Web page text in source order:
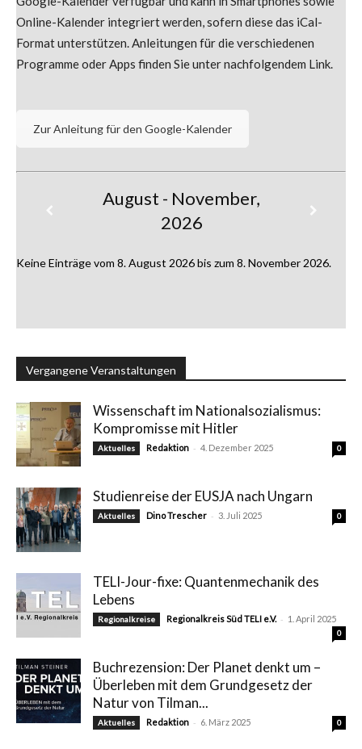
Online-Kalender integriert werden, sofern diese das iCal-
Format unterstützen. Anleitungen für die verschiedenen
Programme oder Apps finden Sie unter nachfolgendem Link.
Zur Anleitung für den Google-Kalender
August - November,
2026
Keine Einträge vom 8. August 2026 bis zum 8. November 2026.
Vergangene Veranstaltungen
Wissenschaft im Nationalsozialismus:
Kompromisse mit Hitler
Aktuelles Redaktion - 4. Dezember 2025 0
Studienreise der EUSJA nach Ungarn
Aktuelles Dino Trescher - 3. Juli 2025 0
TELI-Jour-fixe: Quantenmechanik des
Lebens
Regionalkreise Regionalkreis Süd TELI e.V. - 1. April 2025
0
Buchrezension: Der Planet denkt um –
Überleben mit dem Grundgesetz der
Natur von Tilman...
Aktuelles Redaktion - 6. März 2025 0